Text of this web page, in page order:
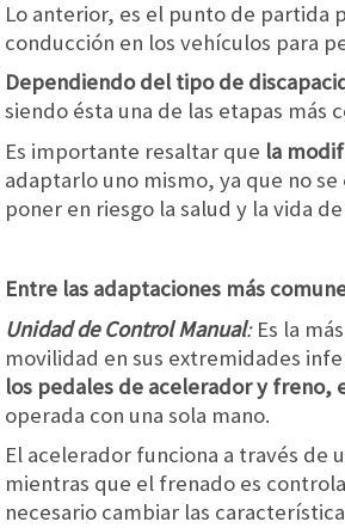
Lo anterior, es el punto de partida
conducción en los vehículos para
Dependiendo del tipo de
siendo ésta una de las etapas
Es importante resaltar que la
adaptarlo uno mismo, ya que no
poner en riesgo la salud y la vida
Entre las adaptaciones más
Unidad de Control Manual:Es la
movilidad en sus extremidades
los pedales de acelerador y freno,
operada con una sola mano.
El acelerador funciona a través de
mientras que el frenado es
necesario cambiar las